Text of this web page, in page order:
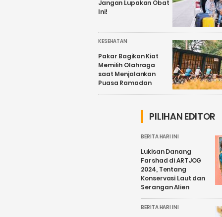
Jangan Lupakan Obat
Ini!
KESEHATAN
Pakar Bagikan Kiat
Memilih Olahraga
saat Menjalankan
Puasa Ramadan
PILIHAN EDITOR
BERITA HARI INI
Lukisan Danang
Farshad di ARTJOG
2024, Tentang
Konservasi Laut dan
Serangan Alien
BERITA HARI INI